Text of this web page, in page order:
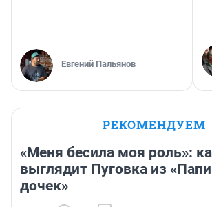
Евгений Пальянов
РЕКОМЕНДУЕМ
«Меня бесила моя роль»:
выглядит Пуговка из
дочек»